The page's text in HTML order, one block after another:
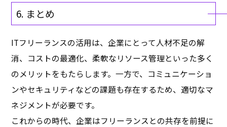
6. まとめ
ITフリーランスの活用は、企業にとって人材不足の解
消、コストの最適化、柔軟なリソース管理といった多く
のメリットをもたらします。一方で、コミュニケーショ
ンやセキュリティなどの課題も存在するため、適切なマ
ネジメントが必要です。
これからの時代、企業はフリーランスとの共存を前提に